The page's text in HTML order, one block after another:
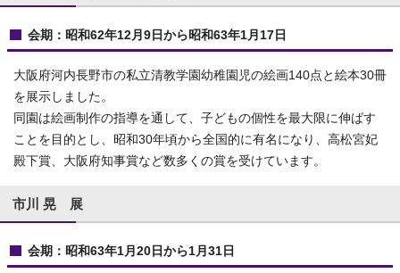
会期：昭和62年12月9日から昭和63年1月17日
大阪府河内長野市の私立清教学園幼稚園児の絵画140点と絵本30冊
を展示しました。
同園は絵画制作の指導を通して、子どもの個性を最大限に伸ばす
ことを目的とし、昭和30年頃から全国的に有名になり、高松宮妃
殿下賞、大阪府知事賞など数多くの賞を受けています。
市川 晃 展
会期：昭和63年1月20日から1月31日